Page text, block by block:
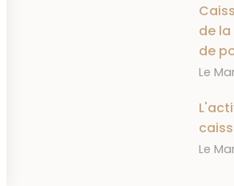
de
de
Le
Le